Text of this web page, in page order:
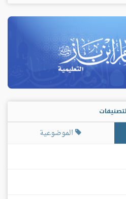
الموضوعية